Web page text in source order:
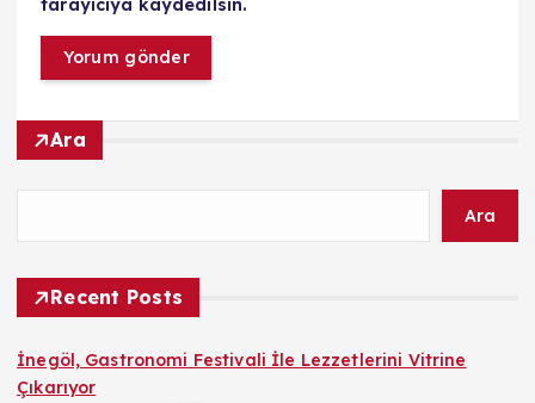
tarayıcıya kaydedilsin.
Ara
Ara
Recent Posts
İnegöl, Gastronomi Festivali İle Lezzetlerini Vitrine
Çıkarıyor